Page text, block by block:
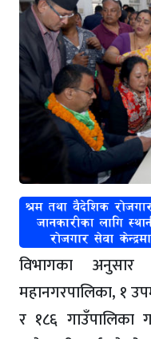
विभागका
महानगरपालिका, १
र १८६